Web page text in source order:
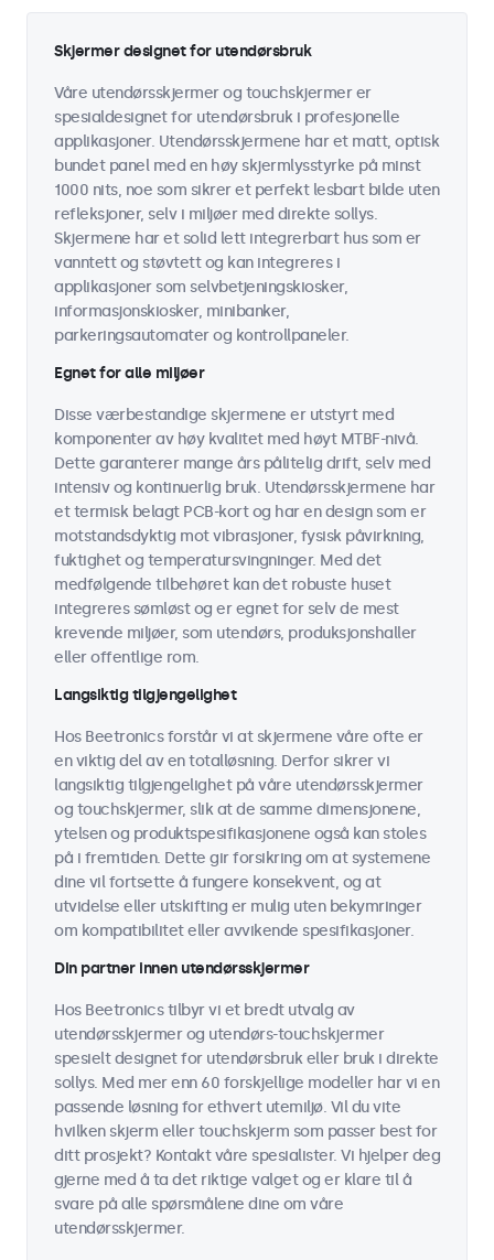
Skjermer designet for utendørsbruk
Våre utendørsskjermer og touchskjermer er
spesialdesignet for utendørsbruk i profesjonelle
applikasjoner. Utendørsskjermene har et matt, optisk
bundet panel med en høy skjermlysstyrke på minst
1000 nits, noe som sikrer et perfekt lesbart bilde uten
refleksjoner, selv i miljøer med direkte sollys.
Skjermene har et solid lett integrerbart hus som er
vanntett og støvtett og kan integreres i
applikasjoner som selvbetjeningskiosker,
informasjonskiosker, minibanker,
parkeringsautomater og kontrollpaneler.
Egnet for alle miljøer
Disse værbestandige skjermene er utstyrt med
komponenter av høy kvalitet med høyt MTBF-nivå.
Dette garanterer mange års pålitelig drift, selv med
intensiv og kontinuerlig bruk. Utendørsskjermene har
et termisk belagt PCB-kort og har en design som er
motstandsdyktig mot vibrasjoner, fysisk påvirkning,
fuktighet og temperatursvingninger. Med det
medfølgende tilbehøret kan det robuste huset
integreres sømløst og er egnet for selv de mest
krevende miljøer, som utendørs, produksjonshaller
eller offentlige rom.
Langsiktig tilgjengelighet
Hos Beetronics forstår vi at skjermene våre ofte er
en viktig del av en totalløsning. Derfor sikrer vi
langsiktig tilgjengelighet på våre utendørsskjermer
og touchskjermer, slik at de samme dimensjonene,
ytelsen og produktspesifikasjonene også kan stoles
på i fremtiden. Dette gir forsikring om at systemene
dine vil fortsette å fungere konsekvent, og at
utvidelse eller utskifting er mulig uten bekymringer
om kompatibilitet eller avvikende spesifikasjoner.
Din partner innen utendørsskjermer
Hos Beetronics tilbyr vi et bredt utvalg av
utendørsskjermer og utendørs-touchskjermer
spesielt designet for utendørsbruk eller bruk i direkte
sollys. Med mer enn 60 forskjellige modeller har vi en
passende løsning for ethvert utemiljø. Vil du vite
hvilken skjerm eller touchskjerm som passer best for
ditt prosjekt? Kontakt våre spesialister. Vi hjelper deg
gjerne med å ta det riktige valget og er klare til å
svare på alle spørsmålene dine om våre
utendørsskjermer.